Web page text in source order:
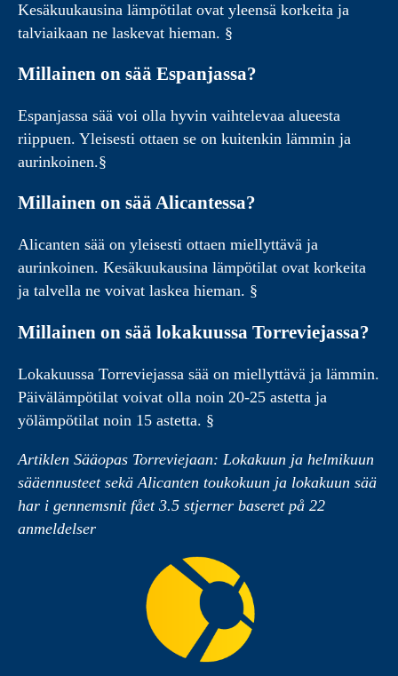
Kesäkuukausina lämpötilat ovat yleensä korkeita ja
talviaikaan ne laskevat hieman. §
Millainen on sää Espanjassa?
Espanjassa sää voi olla hyvin vaihtelevaa alueesta
riippuen. Yleisesti ottaen se on kuitenkin lämmin ja
aurinkoinen.§
Millainen on sää Alicantessa?
Alicanten sää on yleisesti ottaen miellyttävä ja
aurinkoinen. Kesäkuukausina lämpötilat ovat korkeita
ja talvella ne voivat laskea hieman. §
Millainen on sää lokakuussa Torreviejassa?
Lokakuussa Torreviejassa sää on miellyttävä ja lämmin.
Päivälämpötilat voivat olla noin 20-25 astetta ja
yölämpötilat noin 15 astetta. §
Artiklen Sääopas Torreviejaan: Lokakuun ja helmikuun
sääennusteet sekä Alicanten toukokuun ja lokakuun sää
har i gennemsnit fået 3.5 stjerner baseret på 22
anmeldelser